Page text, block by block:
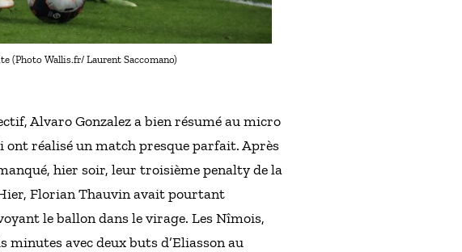
(Photo Wallis.fr/ Laurent Saccomano)
Alvaro Gonzalez a bien résumé au micro
ont réalisé un match presque parfait. Après
hier soir, leur troisième penalty de la
Florian Thauvin avait pourtant
le ballon dans le virage. Les Nîmois,
avec deux buts d’Eliasson au